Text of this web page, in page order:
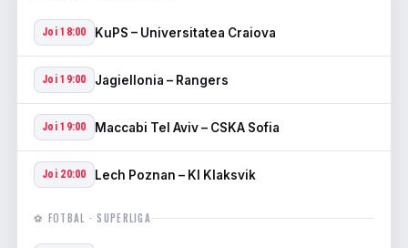
Joi 18:00 KuPS – Universitatea Craiova
Joi 19:00 Jagiellonia – Rangers
Joi 19:00 Maccabi Tel Aviv – CSKA Sofia
Joi 20:00 Lech Poznan – KI Klaksvik
⚽ FOTBAL · SUPERLIGA